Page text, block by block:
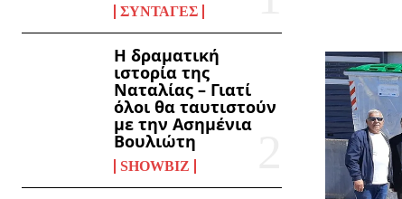
ΣΥΝΤΑΓΈΣ
Η δραματική
ιστορία της
Ναταλίας – Γιατί
όλοι θα ταυτιστούν
με την Ασημένια
Βουλιώτη
SHOWBIZ